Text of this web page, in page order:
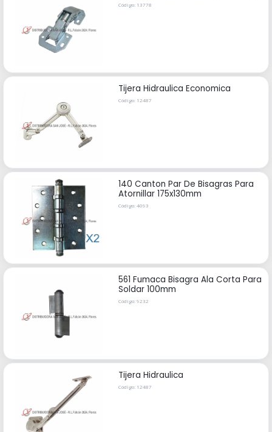
Código: 13778
Tijera Hidraulica Economica
Código: 12487
140 Canton Par De Bisagras Para
Atornillar 175x130mm
Código: 4093
561 Fumaca Bisagra Ala Corta Para
Soldar 100mm
Código: 9232
Tijera Hidraulica
Código: 12487